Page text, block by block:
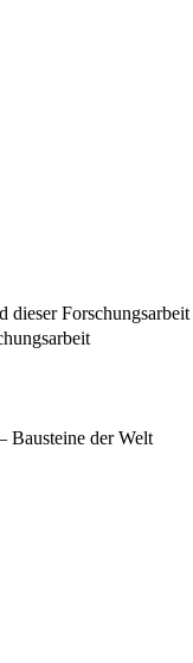
dieser Forschungsarbeit
Bausteine der Welt